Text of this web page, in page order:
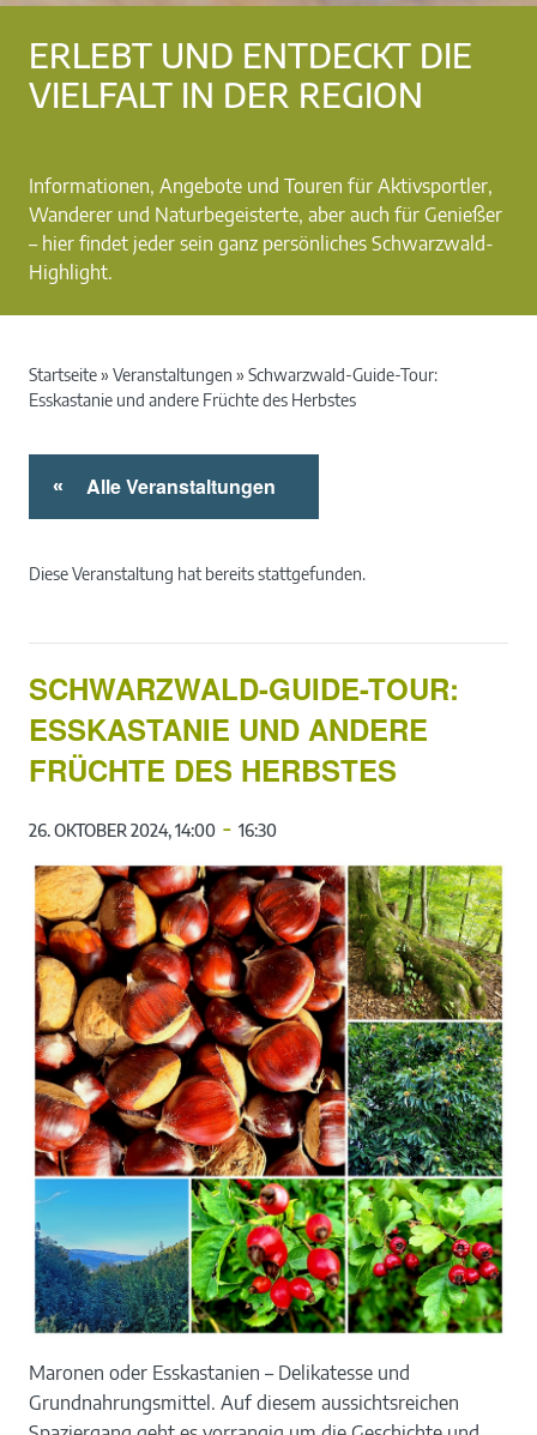
ERLEBT UND ENTDECKT DIE
VIELFALT IN DER REGION
Informationen, Angebote und Touren für Aktivsportler,
Wanderer und Naturbegeisterte, aber auch für Genießer
– hier findet jeder sein ganz persönliches Schwarzwald-
Highlight.
Startseite» Veranstaltungen » Schwarzwald-Guide-Tour:
Esskastanie und andere Früchte des Herbstes
« Alle Veranstaltungen
Diese Veranstaltung hat bereits stattgefunden.
SCHWARZWALD-GUIDE-TOUR:
ESSKASTANIE UND ANDERE
FRÜCHTE DES HERBSTES
26. OKTOBER 2024, 14:00 - 16:30
Maronen oder Esskastanien – Delikatesse und
Grundnahrungsmittel. Auf diesem aussichtsreichen